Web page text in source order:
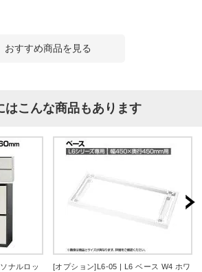
おすすめ商品を見る
はこんな商品もあります
ナルロッ
[オプション]L6-05 | L6 ベース W4 ホワ